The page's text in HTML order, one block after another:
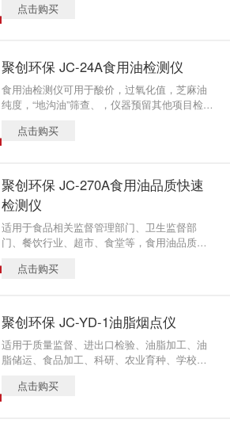
点击购买
聚创环保 JC-24A食用油检测仪
食用油检测仪可用于酸价，过氧化值，芝麻油
纯度，“地沟油”筛查、，仪器预留其他项目检测
点击购买
聚创环保 JC-270A食用油品质快速
检测仪
适用于食品相关监督管理部门、卫生监督部
门、餐饮行业、超市、食堂等，食用油品质的
点击购买
聚创环保 JC-YD-1油脂烟点仪
适用于质量监督、进出口检验、油脂加工、油
脂储运、食品加工、科研、农业育种、学校等
产生烟雾，当观测到有少量、连续带蓝色的烟
（油脂中热分解物）时，读取温度计指示的温
点击购买